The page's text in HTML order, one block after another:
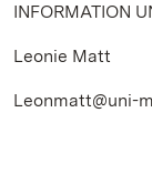
INFORMATION
Leonie Matt
Leonmatt@uni-